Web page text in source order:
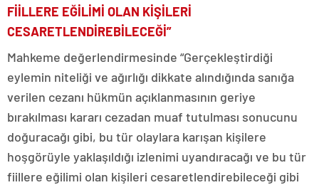
FİİLLERE EĞİLİMİ OLAN KİŞİLERİ
CESARETLENDİREBİLECEĞİ”
Mahkeme değerlendirmesinde “Gerçekleştirdiği
eylemin niteliği ve ağırlığı dikkate alındığında sanığa
verilen cezanı hükmün açıklanmasının geriye
bırakılması kararı cezadan muaf tutulması sonucunu
doğuracağı gibi, bu tür olaylara karışan kişilere
hoşgörüyle yaklaşıldığı izlenimi uyandıracağı ve bu tür
fiillere eğilimi olan kişileri cesaretlendirebileceği gibi